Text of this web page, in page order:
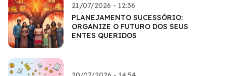
21/07/2026 - 12:36
PLANEJAMENTO SUCESSÓRIO:
ORGANIZE O FUTURO DOS SEUS
ENTES QUERIDOS